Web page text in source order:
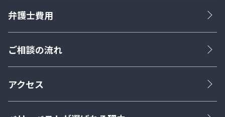
弁護士費用
ご相談の流れ
アクセス